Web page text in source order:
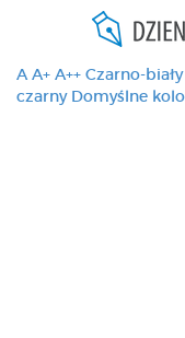
A A+ A++ Czarno-biały
czarny Domyślne